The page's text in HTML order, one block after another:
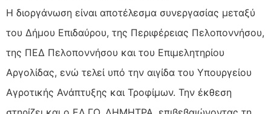
Η διοργάνωση είναι αποτέλεσμα συνεργασίας μεταξύ
του Δήμου Επιδαύρου, της Περιφέρειας Πελοποννήσου,
της ΠΕΔ Πελοποννήσου και του Επιμελητηρίου
Αργολίδας, ενώ τελεί υπό την αιγίδα του Υπουργείου
Αγροτικής Ανάπτυξης και Τροφίμων. Την έκθεση